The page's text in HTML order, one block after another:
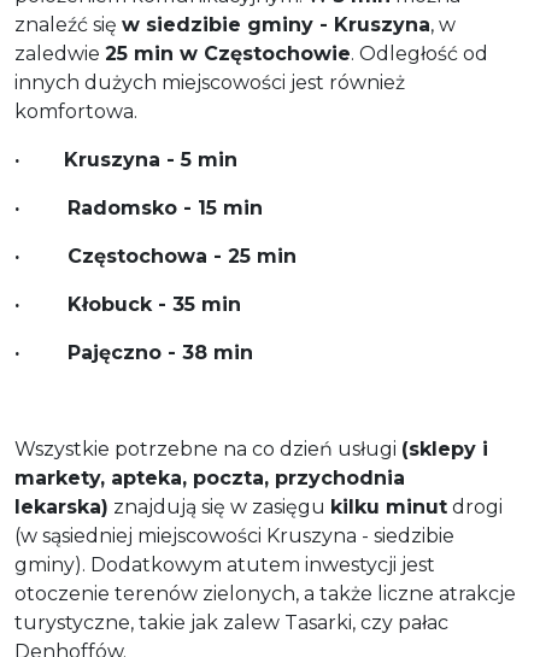
znaleźć się w siedzibie gminy - Kruszyna, w
zaledwie 25 min w Częstochowie. Odległość od
innych dużych miejscowości jest również
komfortowa.
· Kruszyna - 5 min
· Radomsko - 15 min
· Częstochowa - 25 min
· Kłobuck - 35 min
· Pajęczno - 38 min
Wszystkie potrzebne na co dzień usługi (sklepy i
markety, apteka, poczta, przychodnia
lekarska) znajdują się w zasięgu kilku minut drogi
(w sąsiedniej miejscowości Kruszyna - siedzibie
gminy). Dodatkowym atutem inwestycji jest
otoczenie terenów zielonych, a także liczne atrakcje
turystyczne, takie jak zalew Tasarki, czy pałac
Denhoffów.